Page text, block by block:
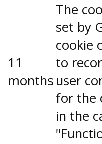
11
months
The
set by
cookie
to
user
for the
in the